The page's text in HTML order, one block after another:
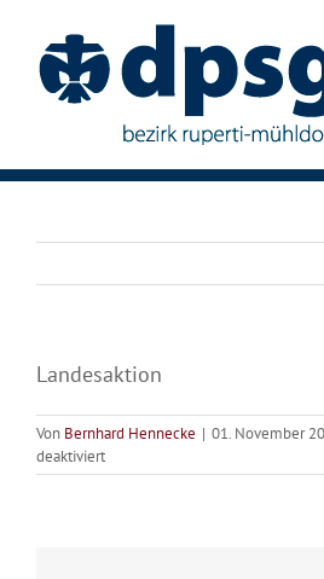
Inhalt
springen
Landesaktion
Von Bernhard Hennecke | 01. November
deaktiviertfür
Jupfi-